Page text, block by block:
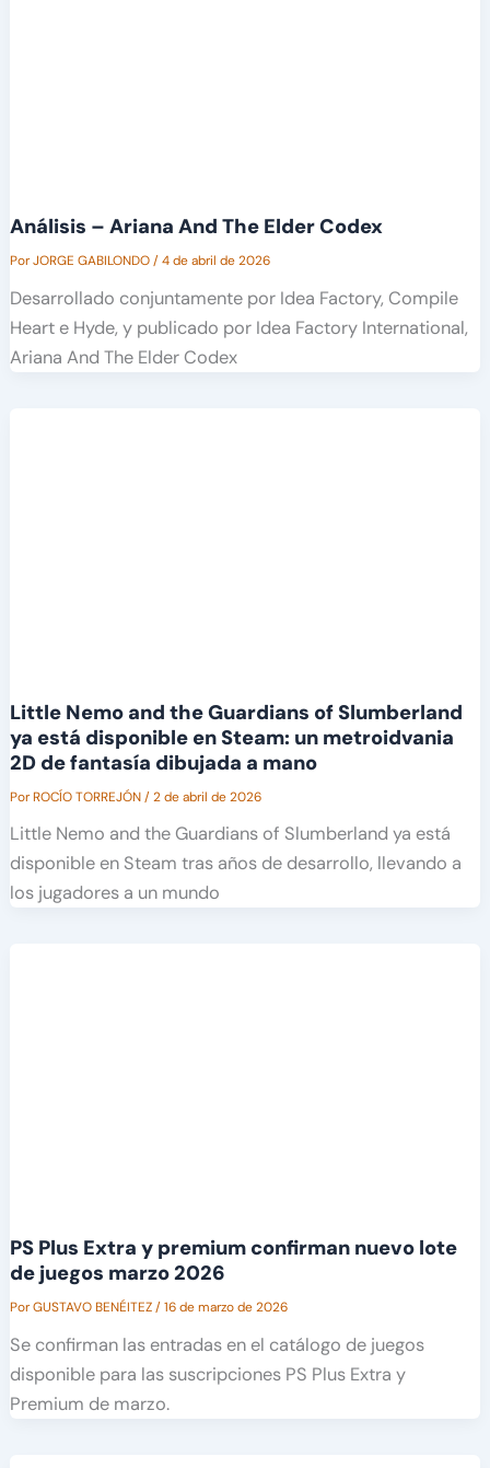
Análisis – Ariana And The Elder Codex
PorJORGE GABILONDO/4 de abril de 2026
Desarrollado conjuntamente por Idea Factory, Compile
Heart e Hyde, y publicado por Idea Factory International,
Ariana And The Elder Codex
Little Nemo and the Guardians of Slumberland
ya está disponible en Steam: un metroidvania
2D de fantasía dibujada a mano
PorROCÍO TORREJÓN/2 de abril de 2026
Little Nemo and the Guardians of Slumberland ya está
disponible en Steam tras años de desarrollo, llevando a
los jugadores a un mundo
PS Plus Extra y premium confirman nuevo lote
de juegos marzo 2026
PorGUSTAVO BENÉITEZ/16 de marzo de 2026
Se confirman las entradas en el catálogo de juegos
disponible para las suscripciones PS Plus Extra y
Premium de marzo.